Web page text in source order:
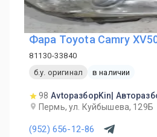
Фара Toyota Camry
81130-33840
б.у. оригинал
в наличии
98 AvtoразборKin|
Пермь, ул. Куйбышева, 129Б
(952) 656-12-86